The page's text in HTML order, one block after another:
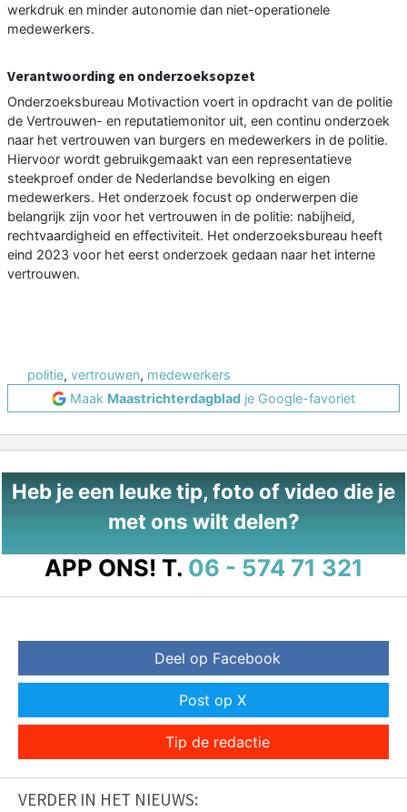
werkdruk en minder autonomie dan niet-operationele
medewerkers.
Verantwoording en onderzoeksopzet
Onderzoeksbureau Motivaction voert in opdracht van de politie
de Vertrouwen- en reputatiemonitor uit, een continu onderzoek
naar het vertrouwen van burgers en medewerkers in de politie.
Hiervoor wordt gebruikgemaakt van een representatieve
steekproef onder de Nederlandse bevolking en eigen
medewerkers. Het onderzoek focust op onderwerpen die
belangrijk zijn voor het vertrouwen in de politie: nabijheid,
rechtvaardigheid en effectiviteit. Het onderzoeksbureau heeft
eind 2023 voor het eerst onderzoek gedaan naar het interne
vertrouwen.
politie, vertrouwen, medewerkers
Maak Maastrichterdagblad je Google-favoriet
Heb je een leuke tip, foto of video die je
met ons wilt delen?
APP ONS! T. 06 - 574 71 321
Deel op Facebook
Post op X
Tip de redactie
VERDER IN HET NIEUWS: